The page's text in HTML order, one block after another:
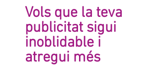
Vols que la teva
publicitat sigui
inoblidable i
atregui més